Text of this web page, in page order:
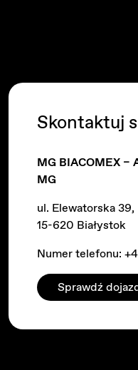
Skontaktuj
MG BIACOMEX –
MG
ul. Elewatorska 39,
15-620 Białystok
Numer telefonu:
Sprawdź